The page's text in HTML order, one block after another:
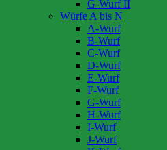
G-Wurf II
Würfe A bis N
A-Wurf
B-Wurf
C-Wurf
D-Wurf
E-Wurf
F-Wurf
G-Wurf
H-Wurf
I-Wurf
J-Wurf